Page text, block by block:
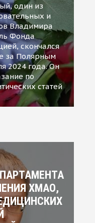
один из
и
Владимира
Фонда
скончался
за Полярным
2024 года. Он
по
статей
ХМАО,